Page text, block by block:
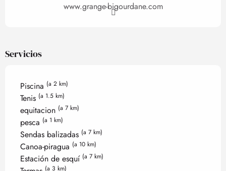
www.grange-bigourdane.com
Servicios
Piscina (a 2 km)
Tenis (a 1.5 km)
equitacion (a 7 km)
pesca (a 1 km)
Sendas balizadas (a 7 km)
Canoa-piragua (a 10 km)
Estación de esquí (a 7 km)
(a 3 km)